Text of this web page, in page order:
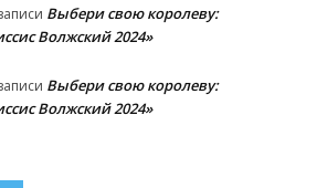
Выбери свою королеву:
Волжский 2024»
Выбери свою королеву:
Волжский 2024»